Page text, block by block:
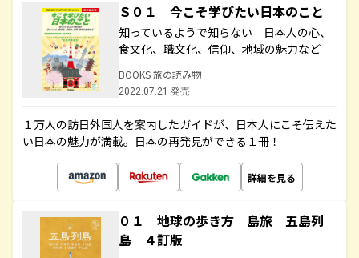
Ｓ０１ 今こそ学びたい日本のこと
知っているようで知らない 日本人の心、
食文化、職文化、信仰、地域の魅力など
BOOKS 旅の読み物
2022.07.21 発売
１万人の訪日外国人を案内したガイドが、日本人にこそ伝えた
い日本の魅力が満載。日本の再発見ができる１冊！
詳細を見る
０１ 地球の歩き方 島旅 五島列
島 ４訂版